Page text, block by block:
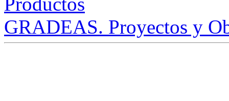
GRADEAS. Proyectos y